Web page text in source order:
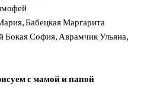
Бабецкая Маргарита
Бокая София, Аврамчик Ульяна,
с мамой и папой